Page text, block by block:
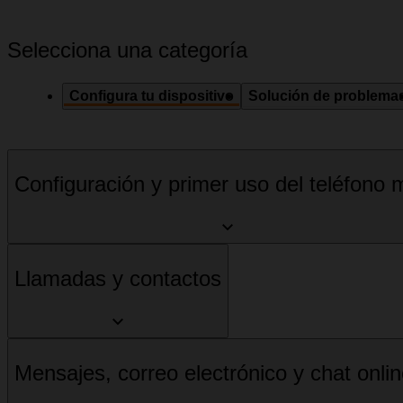
Selecciona una categoría
Configura tu dispositivo Solución de
Configuración y primer uso del teléfono
Llamadas y contactos
Mensajes, correo electrónico y chat